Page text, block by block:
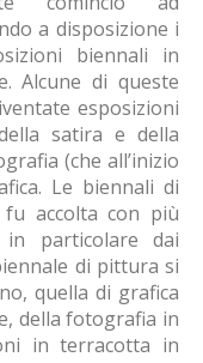
a disposizione i
biennali in
Alcune di queste
esposizioni
satira e della
(che all’inizio
Le biennali di
accolta con più
particolare dai
di pittura si
quella di grafica
della fotografia in
in terracotta in